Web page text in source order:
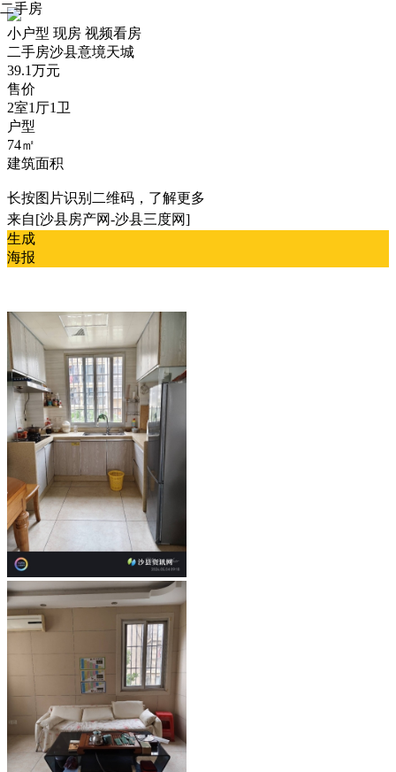
小户型 现房 视频看房
二手房沙县意境天城
39.1万元
售价
2室1厅1卫
户型
74㎡
建筑面积
长按图片识别二维码，了解更多
来自[沙县房产网-沙县三度网]
生成
海报
二手房